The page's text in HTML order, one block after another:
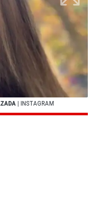
| INSTAGRAM